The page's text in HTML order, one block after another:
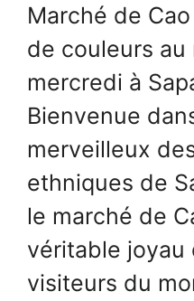
Marché de
de couleurs au
mercredi à
Bienvenue
merveilleux
ethniques de
le marché de
véritable joyau
visiteurs du